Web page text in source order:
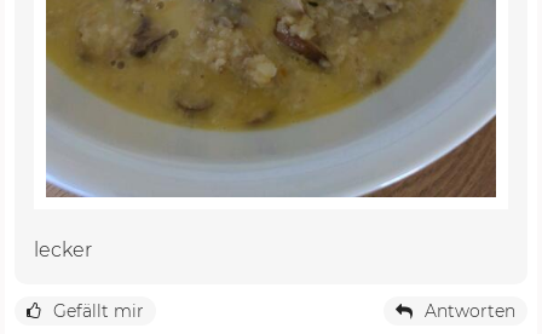
lecker
Gefällt mir Antworten